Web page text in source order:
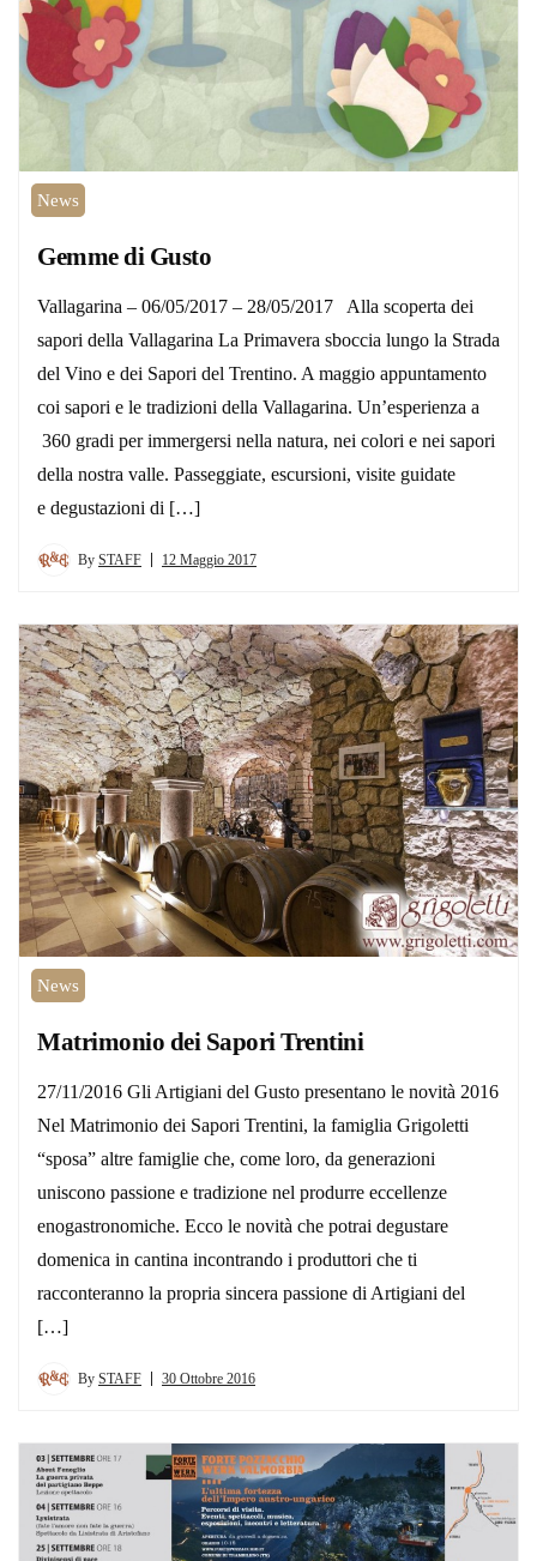
News
Gemme di Gusto
Vallagarina – 06/05/2017 – 28/05/2017 Alla scoperta dei
sapori della Vallagarina La Primavera sboccia lungo la Strada
del Vino e dei Sapori del Trentino. A maggio appuntamento
coi sapori e le tradizioni della Vallagarina. Un’esperienza a
360 gradi per immergersi nella natura, nei colori e nei sapori
della nostra valle. Passeggiate, escursioni, visite guidate
e degustazioni di […]
By STAFF 12 Maggio 2017
News
Matrimonio dei Sapori Trentini
27/11/2016 Gli Artigiani del Gusto presentano le novità 2016
Nel Matrimonio dei Sapori Trentini, la famiglia Grigoletti
“sposa” altre famiglie che, come loro, da generazioni
uniscono passione e tradizione nel produrre eccellenze
enogastronomiche. Ecco le novità che potrai degustare
domenica in cantina incontrando i produttori che ti
racconteranno la propria sincera passione di Artigiani del
[…]
By STAFF 30 Ottobre 2016